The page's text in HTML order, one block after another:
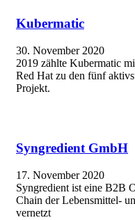
Kubermatic
30. November 2020
2019 zählte Kubermatic
Red Hat zu den fünf
Projekt.
Syngredient GmbH
17. November 2020
Syngredient ist eine B2B
Chain der Lebensmittel-
vernetzt